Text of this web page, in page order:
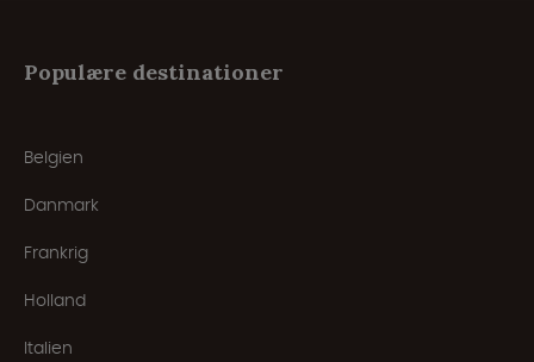
Populære destinationer
Belgien
Danmark
Frankrig
Holland
Italien